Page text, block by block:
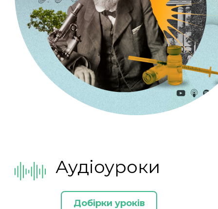
Аудіоуроки
Добірки уроків